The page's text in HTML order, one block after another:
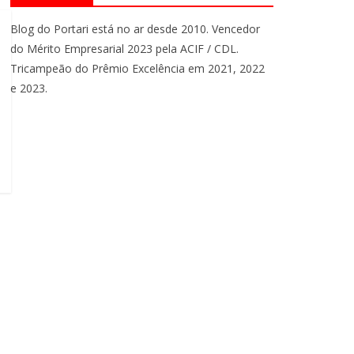
Blog do Portari está no ar desde 2010. Vencedor
do Mérito Empresarial 2023 pela ACIF / CDL.
Tricampeão do Prêmio Excelência em 2021, 2022
e 2023.